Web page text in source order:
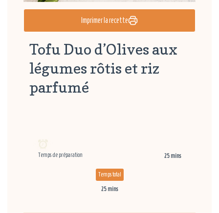
Imprimer la recette
Tofu Duo d’Olives aux
légumes rôtis et riz
parfumé
Temps de préparation 25 mins
Temps total
25 mins